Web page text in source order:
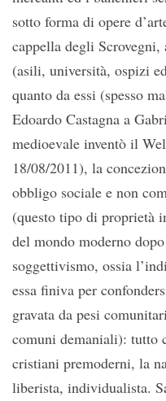
sotto forma di opere
cappella degli
(asili, università, ospizi
quanto da essi (spesso
Edoardo Castagna a
medioevale inventò il
18/08/2011), la
obbligo sociale e non
(questo tipo di proprietà
del mondo moderno
soggettivismo, ossia
essa finiva per
gravata da pesi
comuni demaniali): tutto
cristiani premoderni, la
liberista, individualista.